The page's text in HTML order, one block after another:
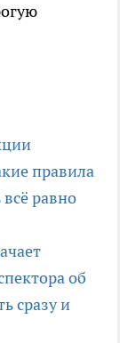
правила
равно
об
сразу и